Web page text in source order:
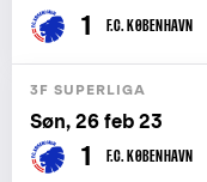
1 F.C. KØBENHAVN
3F SUPERLIGA
Søn, 26 feb 23
1 F.C. KØBENHAVN